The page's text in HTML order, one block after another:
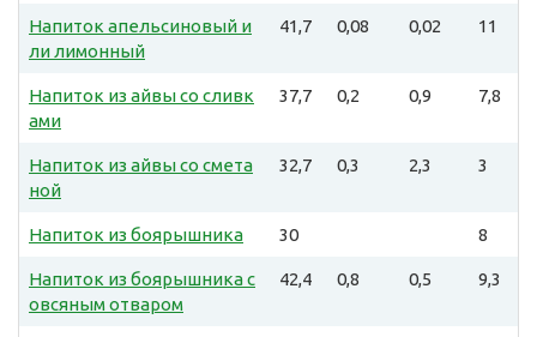
Напиток апельсиновый и
ли лимонный
41,7 0,08 0,02 11
Напиток из айвы со сливк
ами
37,7 0,2 0,9 7,8
Напиток из айвы со смета
ной
32,7 0,3 2,3 3
Напиток из боярышника 30 8
Напиток из боярышника с
овсяным отваром
42,4 0,8 0,5 9,3